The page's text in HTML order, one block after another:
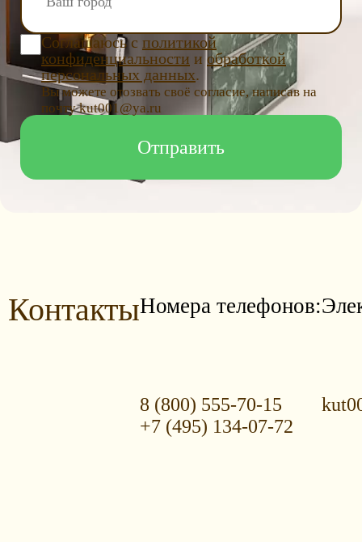
Соглашаюсь с политикой
конфиденциальности и обработкой
персональных данных.
Вы можете отозвать своё согласие, написав на
почту kut001@ya.ru
КонтактыНомера телефонов:
8 (800) 555-70-15
+7 (495) 134-07-72